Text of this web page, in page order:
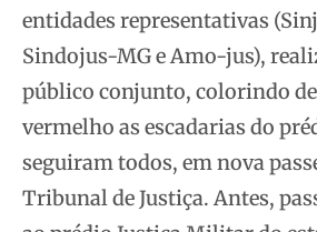
entidades representativas
Sindojus-MG e Amo-jus),
público conjunto, colorindo
vermelho as escadarias do
seguiram todos, em nova
Tribunal de Justiça. Antes,